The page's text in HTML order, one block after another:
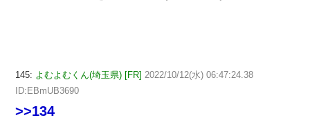
145: よむよむくん(埼玉県) [FR] 2022/10/12(水) 06:47:24.38
ID:EBmUB3690
>>134